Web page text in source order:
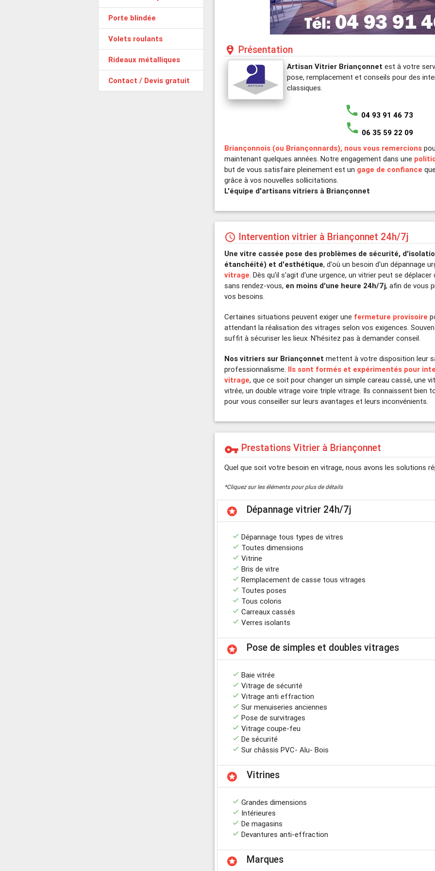
Porte blindée
Volets roulants
Rideaux métalliques
Contact / Devis gratuit
person_pin_circle Présentation
Artisan Vitrier Briançonnet est à votre
pose, remplacement et conseils pour des
classiques.
phone 04 93 91 46 73
phone 06 35 59 22 09
Briançonnois (ou Briançonnards), nous vous remercions
maintenant quelques années. Notre engagement dans une
but de vous satisfaire pleinement est un gage de confiance
grâce à vos nouvelles sollicitations.
L'équipe d'artisans vitriers à Briançonnet
schedule Intervention vitrier à Briançonnet 24h/7j
Une vitre cassée pose des problèmes de sécurité,
étanchéité) et d'esthétique, d'où un besoin d'un dépannage
vitrage. Dès qu'il s'agit d'une urgence, un vitrier peut se
sans rendez-vous, en moins d'une heure 24h/7j, afin de vous
vos besoins.
Certaines situations peuvent exiger une fermeture provisoire
attendant la réalisation des vitrages selon vos exigences.
suffit à sécuriser les lieux. N'hésitez pas à demander conseil.
Nos vitriers sur Briançonnet mettent à votre disposition leur
professionnalisme. Ils sont formés et expérimentés pour
vitrage, que ce soit pour changer un simple careau cassé, une
vitrée, un double vitrage voire triple vitrage. Ils connaissent bien
pour vous conseiller sur leurs avantages et leurs inconvénients.
vpn_key Prestations Vitrier à Briançonnet
Quel que soit votre besoin en vitrage, nous avons les solutions
*Cliquez sur les éléments pour plus de détails
stars Dépannage vitrier 24h/7j
done Dépannage tous types de vitres
done Toutes dimensions
done Vitrine
done Bris de vitre
done Remplacement de casse tous vitrages
done Toutes poses
done Tous coloris
done Carreaux cassés
done Verres isolants
stars Pose de simples et doubles vitrages
done Baie vitrée
done Vitrage de sécurité
done Vitrage anti effraction
done Sur menuiseries anciennes
done Pose de survitrages
done Vitrage coupe-feu
done De sécurité
done Sur châssis PVC- Alu- Bois
stars Vitrines
done Grandes dimensions
done Intérieures
done De magasins
done Devantures anti-effraction
stars Marques